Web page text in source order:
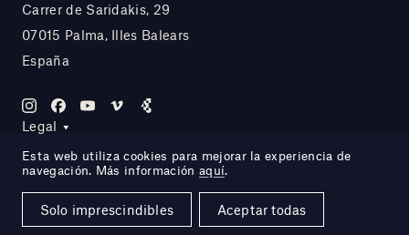
Carrer de Saridakis, 29
07015 Palma, Illes Balears
España
Legal
Site by DOMO—A
Esta web utiliza cookies para mejorar la experiencia de
navegación. Más información aquí.
Solo imprescindibles Aceptar todas